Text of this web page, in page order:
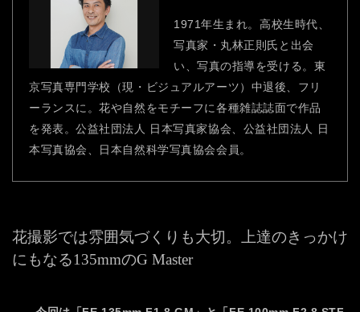
1971年生まれ。高校生時代、
写真家・丸林正則氏と出会
い、写真の指導を受ける。東
京写真専門学校（現・ビジュアルアーツ）中退後、フリ
ーランスに。花や自然をモチーフに各種雑誌誌面で作品
を発表。公益社団法人 日本写真家協会、公益社団法人 日
本写真協会、日本自然科学写真協会会員。
花撮影では雰囲気づくりも大切。 上達のきっかけ
にもなる135mmのG Master